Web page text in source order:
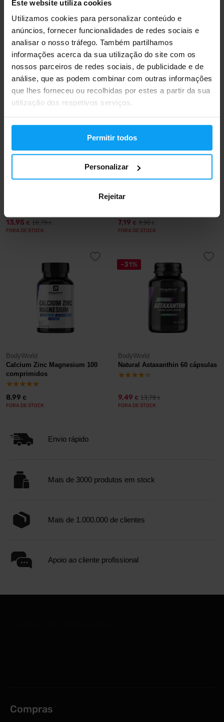
Este website utiliza cookies
Utilizamos cookies para personalizar conteúdo e
anúncios, fornecer funcionalidades de redes sociais e
analisar o nosso tráfego. Também partilhamos
informações acerca da sua utilização do site com os
nossos parceiros de redes sociais, de publicidade e de
análise, que as podem combinar com outras informações
que lhes forneceu ou recolhidas por estes a partir da sua
utilização dos respetivos serviços.
Permitir todos
Personalizar
Rejeitar
BodyWorld
Vitamin D3 2000 IU 60 cápsulas
4,99
EM STOCK
BodyWorld
gomas
14,99
EM STOCK
-17%
BodyWorld
13,95 € 16,79€
FORA DE STOCK
-27%
BodyWorld
cápsulas
7,19 € 9,90€
FORA DE STOCK
BodyWorld
Calcium Zinc Magnesium 100
comprimidos
8,99 €
FORA DE STOCK
-31%
BodyWorld
Natural Astaxanthin 60 cápsulas
9,49 € 13,79€
FORA DE STOCK
Envio rápido
Mais de 3000 produtos em stock
Mais de 1.000.000 de clientes
Apoio ao cliente profissional
Compras